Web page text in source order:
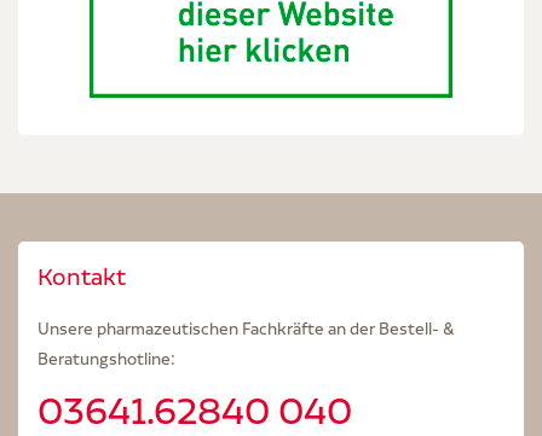
Kontakt
Unsere pharmazeutischen Fachkräfte an der Bestell- &
Beratungshotline:
03641.62840 040